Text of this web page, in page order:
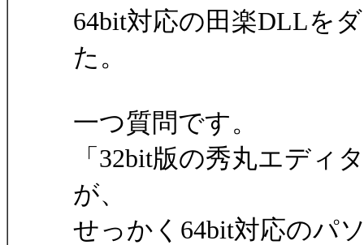
64bit対応の田楽DLLを
た。
一つ質問です。
「32bit版の秀丸エディ
が、
せっかく64bit対応のパ